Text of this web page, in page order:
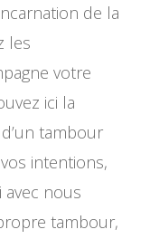
de la
les
votre
ici la
tambour
intentions,
avec nous
tambour,